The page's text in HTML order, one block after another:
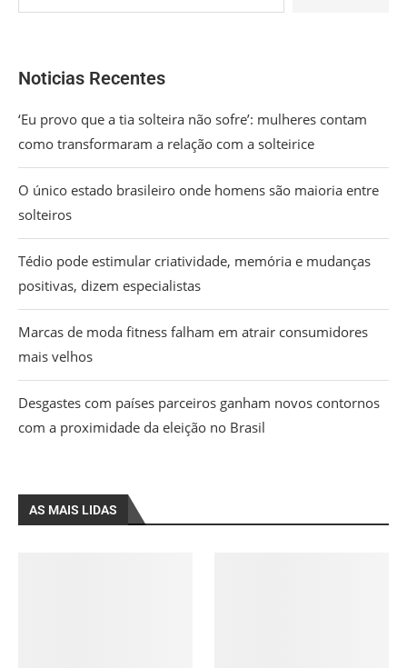
Noticias Recentes
‘Eu provo que a tia solteira não sofre’: mulheres contam
como transformaram a relação com a solteirice
O único estado brasileiro onde homens são maioria entre
solteiros
Tédio pode estimular criatividade, memória e mudanças
positivas, dizem especialistas
Marcas de moda fitness falham em atrair consumidores
mais velhos
Desgastes com países parceiros ganham novos contornos
com a proximidade da eleição no Brasil
AS MAIS LIDAS